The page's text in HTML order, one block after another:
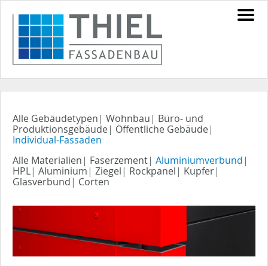
Alle Gebäudetypen | Wohnbau | Büro- und
Produktionsgebäude| Öffentliche Gebäude|
Individual-Fassaden
Alle Materialien | Faserzement| Aluminiumverbund |
HPL| Aluminium | Ziegel | Rockpanel | Kupfer|
Glasverbund | Corten